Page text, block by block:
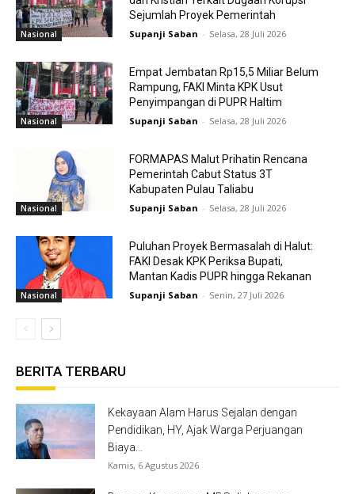
Nasional
Sejumlah Proyek Pemerintah
Supanji Saban - Selasa, 28 Juli 2026
Nasional
Empat Jembatan Rp15,5 Miliar Belum
Rampung, FAKI Minta KPK Usut
Penyimpangan di PUPR Haltim
Supanji Saban - Selasa, 28 Juli 2026
Nasional
FORMAPAS Malut Prihatin Rencana
Pemerintah Cabut Status 3T
Kabupaten Pulau Taliabu
Supanji Saban - Selasa, 28 Juli 2026
Nasional
Puluhan Proyek Bermasalah di Halut:
FAKI Desak KPK Periksa Bupati,
Mantan Kadis PUPR hingga Rekanan
Supanji Saban - Senin, 27 Juli 2026
BERITA TERBARU
Kekayaan Alam Harus Sejalan dengan
Pendidikan, HY, Ajak Warga Perjuangan
Biaya...
Kamis, 6 Agustus 2026